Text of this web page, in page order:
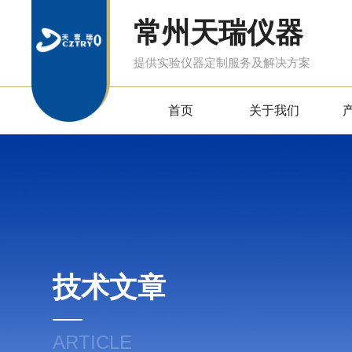
常州天瑞仪器
提供实验仪器定制服务及解决方案
首页 关于我们
技术文章
ARTICLE